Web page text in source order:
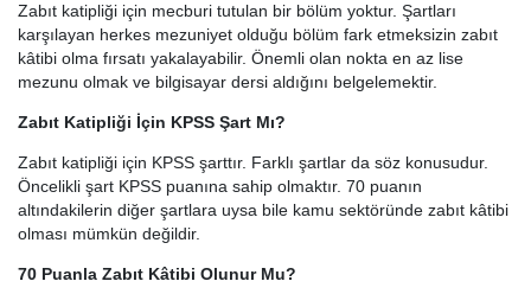
Zabıt katipliği için mecburi tutulan bir bölüm yoktur. Şartları
karşılayan herkes mezuniyet olduğu bölüm fark etmeksizin zabıt
kâtibi olma fırsatı yakalayabilir. Önemli olan nokta en az lise
mezunu olmak ve bilgisayar dersi aldığını belgelemektir.
Zabıt Katipliği İçin KPSS Şart Mı?
Zabıt katipliği için KPSS şarttır. Farklı şartlar da söz konusudur.
Öncelikli şart KPSS puanına sahip olmaktır. 70 puanın
altındakilerin diğer şartlara uysa bile kamu sektöründe zabıt kâtibi
olması mümkün değildir.
70 Puanla Zabıt Kâtibi Olunur Mu?